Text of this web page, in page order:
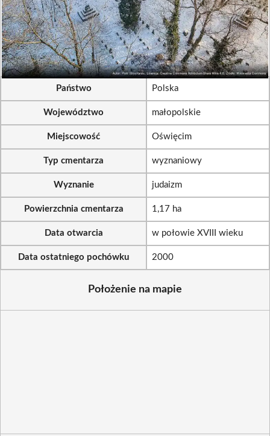
Państwo Polska
Województwo małopolskie
Miejscowość Oświęcim
Typ cmentarza wyznaniowy
Wyznanie judaizm
Powierzchnia cmentarza 1,17 ha
Data otwarcia w połowie XVIII wieku
Data ostatniego pochówku 2000
Położenie na mapie